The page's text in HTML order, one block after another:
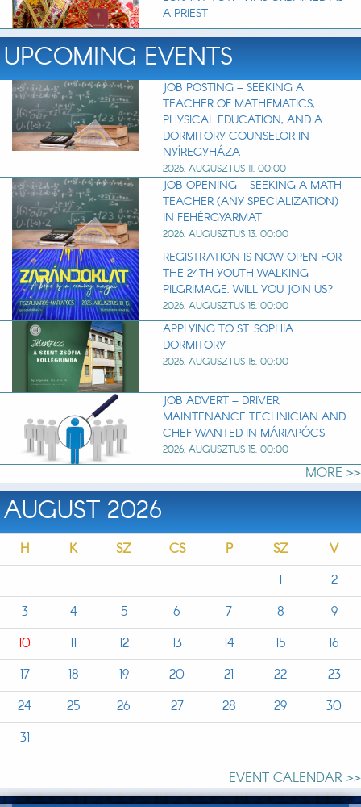
A PRIEST
UPCOMING EVENTS
JOB POSTING – SEEKING A
TEACHER OF MATHEMATICS,
PHYSICAL EDUCATION, AND A
DORMITORY COUNSELOR IN
NYÍREGYHÁZA
2026. AUGUSZTUS 11. 00:00
JOB OPENING – SEEKING A MATH
TEACHER (ANY SPECIALIZATION)
IN FEHÉRGYARMAT
2026. AUGUSZTUS 13. 00:00
REGISTRATION IS NOW OPEN FOR
THE 24TH YOUTH WALKING
PILGRIMAGE. WILL YOU JOIN US?
2026. AUGUSZTUS 15. 00:00
APPLYING TO ST. SOPHIA
DORMITORY
2026. AUGUSZTUS 15. 00:00
JOB ADVERT – DRIVER,
MAINTENANCE TECHNICIAN AND
CHEF WANTED IN MÁRIAPÓCS
2026. AUGUSZTUS 15. 00:00
MORE >>
AUGUST 2026
H K SZ CS P SZ
V
1
2
3
4 5 6 7 8
9
10
11 12 13 14 15
16
17
18 19 20 21 22
23
24
25 26 27 28 29
30
31
EVENT CALENDAR >>